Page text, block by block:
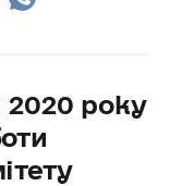
2020 року